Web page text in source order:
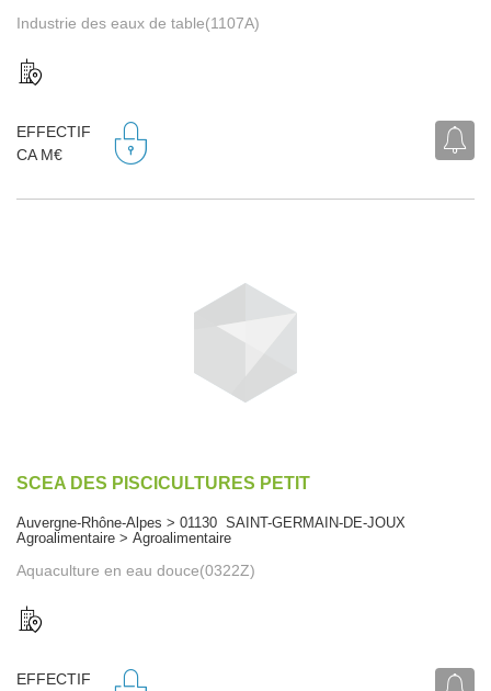
Industrie des eaux de table(1107A)
EFFECTIF
CA M€
SCEA DES PISCICULTURES PETIT
Auvergne-Rhône-Alpes > 01130 SAINT-GERMAIN-DE-JOUX
Agroalimentaire > Agroalimentaire
Aquaculture en eau douce(0322Z)
EFFECTIF